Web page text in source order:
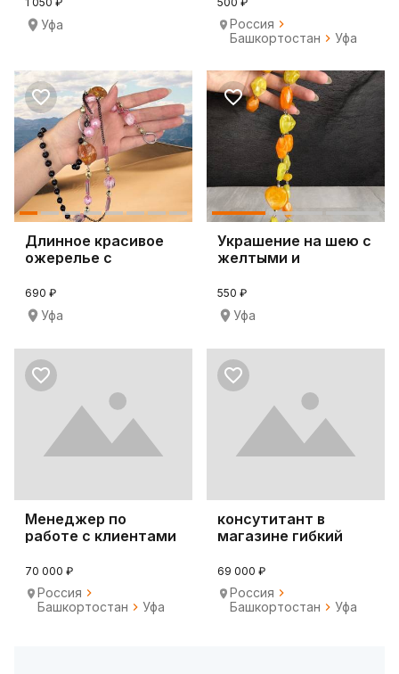
Уфа
Россия
Башкортостан
Уфа
Длинное красивое
ожерелье с
690 ₽
Уфа
Украшение на шею с
желтыми и
камешками
550 ₽
Уфа
Менеджер по
работе с клиентами
70 000 ₽
Россия
Башкортостан
Уфа
консутитант в
магазине гибкий
69 000 ₽
Россия
Башкортостан
Уфа